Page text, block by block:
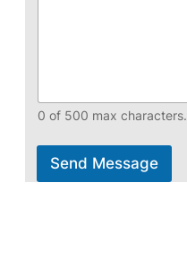
0 of 500 max characters.
Send Message